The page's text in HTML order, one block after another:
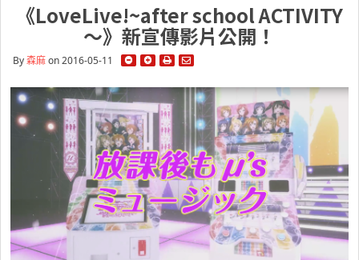
《LoveLive!~after school ACTIVITY
～》新宣傳影片公開！
By森麻on 2016-05-11